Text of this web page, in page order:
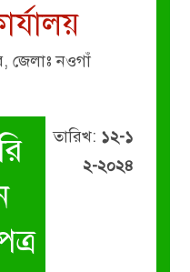
জেলাঃ নওগাঁ
তারিখ: ১২-১
২-২০২৪